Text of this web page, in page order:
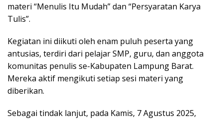
materi “Menulis Itu Mudah” dan “Persyaratan Karya
Tulis”.
Kegiatan ini diikuti oleh enam puluh peserta yang
antusias, terdiri dari pelajar SMP, guru, dan anggota
komunitas penulis se-Kabupaten Lampung Barat.
Mereka aktif mengikuti setiap sesi materi yang
diberikan.
Sebagai tindak lanjut, pada Kamis, 7 Agustus 2025,